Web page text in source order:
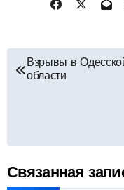
Навигация
Взрывы в
области
Связанная